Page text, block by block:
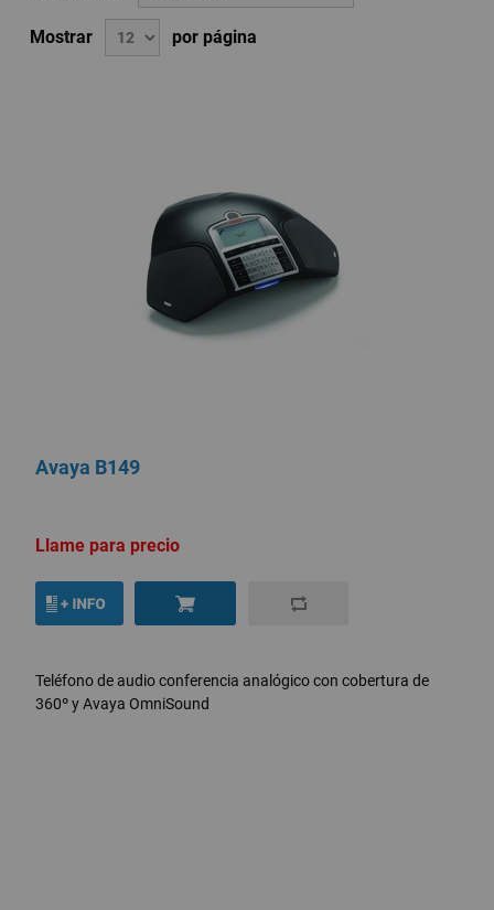
Mostrar por página
Avaya B149
Llame para precio
Teléfono de audio conferencia analógico con cobertura de
360º y Avaya OmniSound